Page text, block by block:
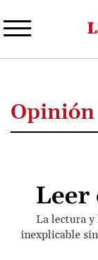
Opinión
Leer
La lectura y
inexplicable